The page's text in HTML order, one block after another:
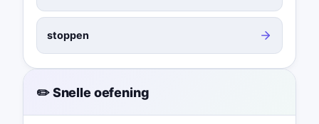
stoppen
✏️ Snelle oefening